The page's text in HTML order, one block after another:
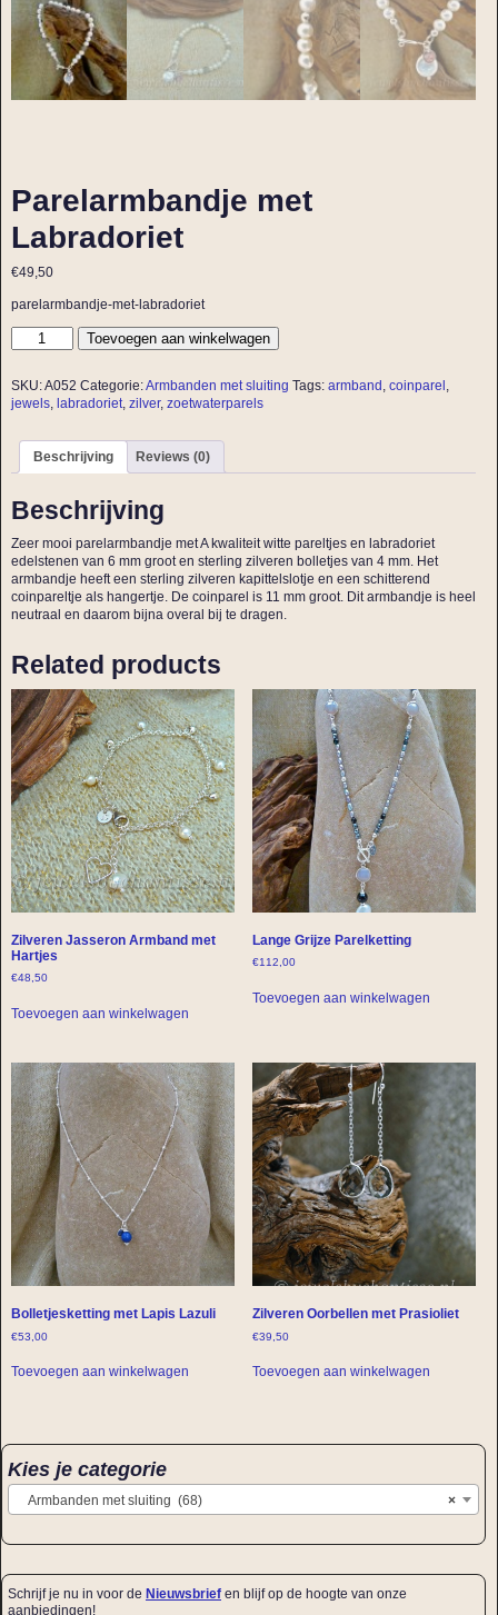
Parelarmbandje met
Labradoriet
€49,50
parelarmbandje-met-labradoriet
Toevoegen aan winkelwagen
SKU:A052 Categorie:Armbanden met sluiting Tags: armband , coinparel ,
jewels, labradoriet, zilver, zoetwaterparels
Beschrijving Reviews (0)
Beschrijving
Zeer mooi parelarmbandje met A kwaliteit witte pareltjes en labradoriet
edelstenen van 6 mm groot en sterling zilveren bolletjes van 4 mm. Het
armbandje heeft een sterling zilveren kapittelslotje en een schitterend
coinpareltje als hangertje. De coinparel is 11 mm groot. Dit armbandje is heel
neutraal en daarom bijna overal bij te dragen.
Related products
Zilveren Jasseron Armband met
Hartjes
€48,50
Toevoegen aan winkelwagen
Lange Grijze Parelketting
€112,00
Toevoegen aan winkelwagen
Bolletjesketting met Lapis Lazuli
€53,00
Toevoegen aan winkelwagen
Zilveren Oorbellen met Prasioliet
€39,50
Toevoegen aan winkelwagen
Kies je categorie
×
Armbanden met sluiting (68)
Schrijf je nu in voor de Nieuwsbrief en blijf op de hoogte van onze
aanbiedingen!